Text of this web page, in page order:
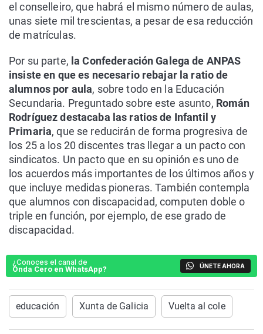
el conselleiro, que habrá el mismo número de aulas,
unas siete mil trescientas, a pesar de esa reducción
de matrículas.
Por su parte, la Confederación Galega de ANPAS
insiste en que es necesario rebajar la ratio de
alumnos por aula, sobre todo en la Educación
Secundaria. Preguntado sobre este asunto, Román
Rodríguez destacaba las ratios de Infantil y
Primaria, que se reducirán de forma progresiva de
los 25 a los 20 discentes tras llegar a un pacto con
sindicatos. Un pacto que en su opinión es uno de
los acuerdos más importantes de los últimos años y
que incluye medidas pioneras. También contempla
que alumnos con discapacidad, computen doble o
triple en función, por ejemplo, de ese grado de
discapacidad.
¿Conoces el canal de
Onda Cero en WhatsApp?
ÚNETE AHORA
educación Xunta de Galicia Vuelta al cole